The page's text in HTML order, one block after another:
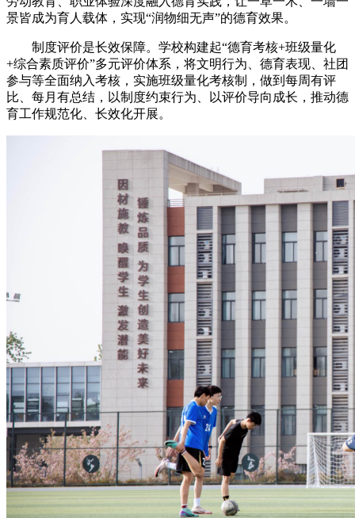
景皆成为育人载体，实现“润物细无声”的德育效果。
制度评价是长效保障。学校构建起“德育考核+班级量化
+综合素质评价”多元评价体系，将文明行为、德育表现、社团
参与等全面纳入考核，实施班级量化考核制，做到每周有评
比、每月有总结，以制度约束行为、以评价导向成长，推动德
育工作规范化、长效化开展。